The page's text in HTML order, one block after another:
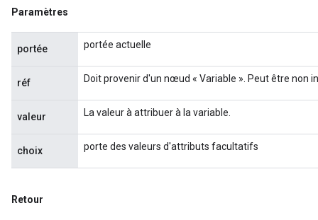
Paramètres
portée portée actuelle
réf Doit provenir d'un nœud « Variable ». Peut être non
valeur La valeur à attribuer à la variable.
choix porte des valeurs d'attributs facultatifs
Retour